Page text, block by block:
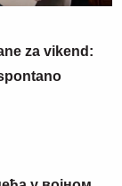
za vikend: